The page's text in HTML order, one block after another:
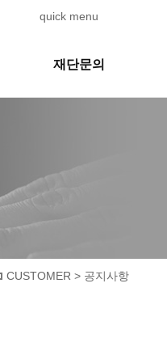
quick menu
재단문의
CUSTOMER > 공지사항